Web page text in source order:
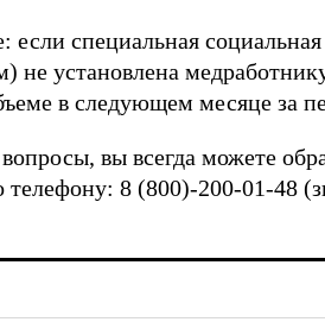
специальная
не установлена
в следующем месяце за
вы всегда можете
телефону: 8 (800)-200-01-48